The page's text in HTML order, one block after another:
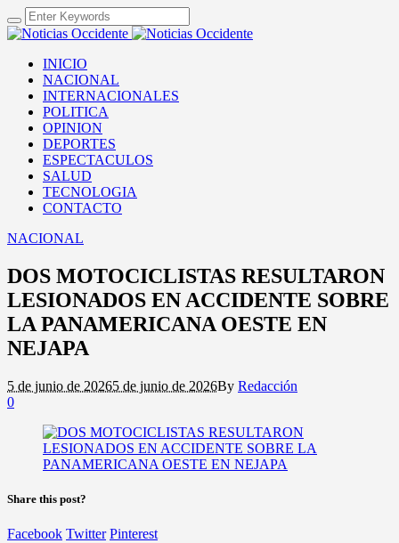
INICIO
NACIONAL
INTERNACIONALES
POLITICA
OPINION
DEPORTES
ESPECTACULOS
SALUD
TECNOLOGIA
CONTACTO
NACIONAL
DOS MOTOCICLISTAS RESULTARON
LESIONADOS EN ACCIDENTE SOBRE
LA PANAMERICANA OESTE EN
NEJAPA
5 de junio de 20265 de junio de 2026By Redacción
0
Share this post?
Facebook Twitter Pinterest